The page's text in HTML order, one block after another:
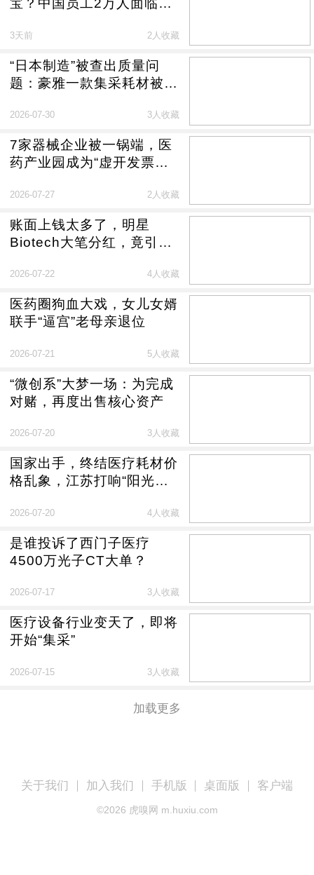
宝？中国员工2万人面临整
3天前 2人收藏
“日本制造”被查出质量问
题：豪雅一款集采耗材被暂
2026-07-30 3人收藏
7家器械企业被一锅端，医
药产业园成为“虚开发票乐
2026-07-27 2人收藏
账面上钱太多了，明星
Biotech大笔分红，竟引来
2026-07-22 4人收藏
医药圈狗血大戏，女儿女婿
联手“逼宫”老母亲退位
2026-07-21 5人收藏
“微创系”大梦一场：为完成
对赌，再度出售核心资产
2026-07-20 3人收藏
国家出手，终结医疗耗材价
格乱象，江苏打响“阳光
2026-07-20 4人收藏
是谁投诉了西门子医疗
4500万光子CT大单？
2026-07-17 3人收藏
医疗设备行业变天了，即将
开始“集采”
2026-07-15 3人收藏
加载更多
关于我们 加入我们 手机版 桌面版 客户端
©2026 虎嗅网 m.huxiu.com